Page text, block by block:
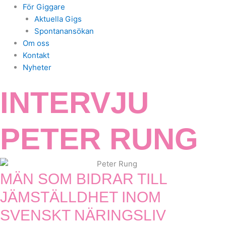
För Giggare
Aktuella Gigs
Spontanansökan
Om oss
Kontakt
Nyheter
INTERVJU
PETER RUNG
MÄN SOM BIDRAR TILL
JÄMSTÄLLDHET INOM
SVENSKT NÄRINGSLIV